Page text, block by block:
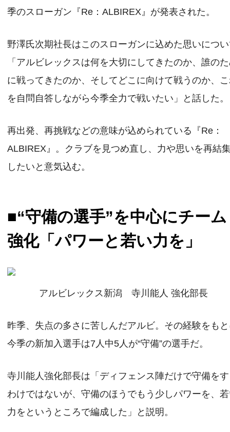
季のスローガン『Re：ALBIREX』が発表された。
野澤氏次期社長はこのスローガンに込めた思いにつ
「アルビレックスは何を大切にしてきたのか、誰の
に戦ってきたのか、そしてどこに向けて戦うのか、
を自問自答しながら今季全力で戦いたい」と話した。
再出発、再挑戦などの意味が込められている『Re：
ALBIREX』。クラブを見つめ直し、力や思いを再結
したいと意気込む。
■“守備の選手”を中心にチーム
強化「パワーと若い力を」
アルビレックス新潟 寺川能人 強化部長
昨季、失点の多さに苦しんだアルビ。その経験をも
今季の新加入選手は7人中5人が“守備”の選手だ。
寺川能人強化部長は「ディフェンス陣だけで守備を
わけではないが、守備のほうでもう少しパワーを、
力をというところで編成した」と説明。